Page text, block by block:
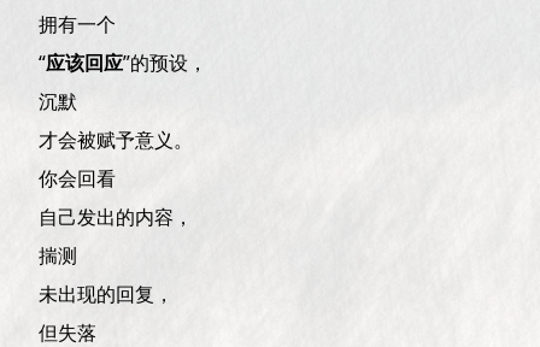
拥有一个
“应该回应”的预设，
沉默
才会被赋予意义。
你会回看
自己发出的内容，
揣测
未出现的回复，
但失落